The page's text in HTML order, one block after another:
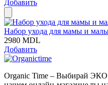
Добавить
Набор ухода для мамы и
2980 MDL
Добавить
Organic Time – Выбирай ЭКО